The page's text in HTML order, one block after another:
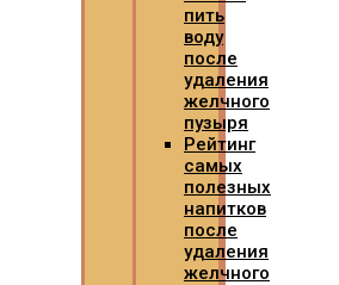
пить
воду
после
удаления
желчного
пузыря
Рейтинг
самых
полезных
напитков
после
удаления
желчного